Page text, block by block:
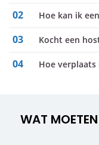
02 Hoe kan ik
03 kocht een
04 Hoe
WAT